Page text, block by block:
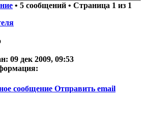
• 5 сообщений • Страница 1 из 1
09 дек 2009, 09:53
сообщение Отправить email